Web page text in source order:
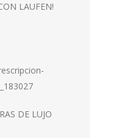
LAUFEN!
DE LUJO